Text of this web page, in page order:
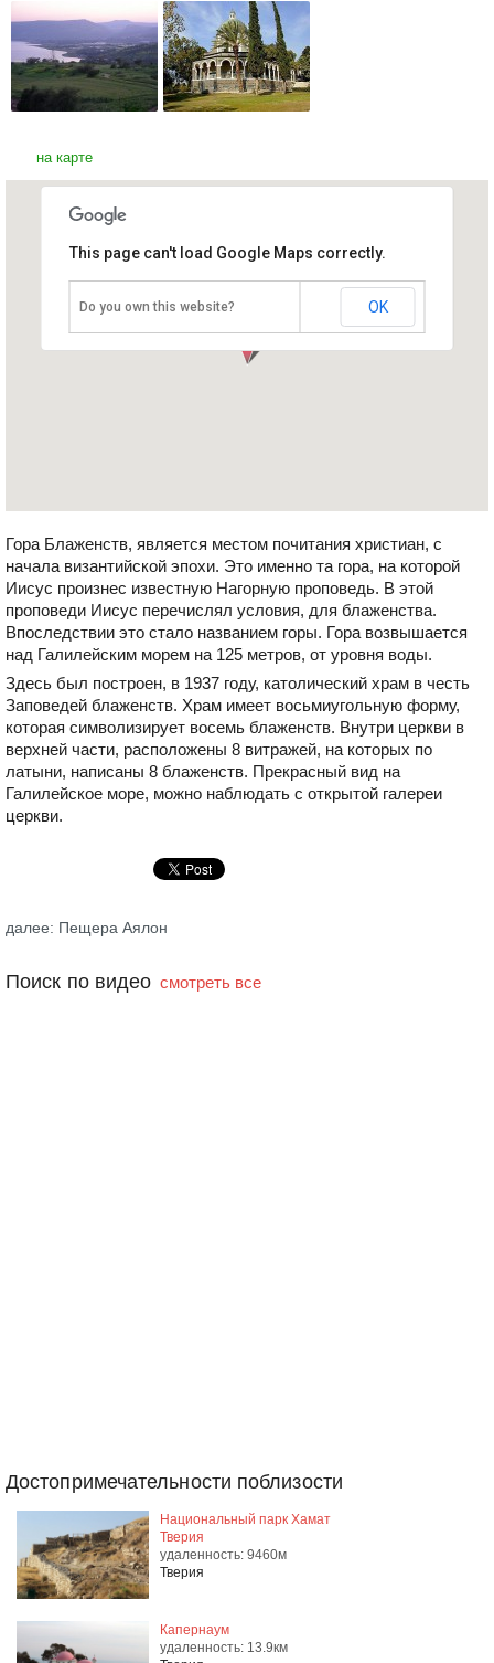
на карте
Гора Блаженств
This page can't load Google Maps correctly.
Do you own this website? OK
Гора Блаженств, является местом почитания христиан, с
начала византийской эпохи. Это именно та гора, на которой
Иисус произнес известную Нагорную проповедь. В этой
проповеди Иисус перечислял условия, для блаженства.
Впоследствии это стало названием горы. Гора возвышается
над Галилейским морем на 125 метров, от уровня воды.
Здесь был построен, в 1937 году, католический храм в честь
Заповедей блаженств. Храм имеет восьмиугольную форму,
которая символизирует восемь блаженств. Внутри церкви в
верхней части, расположены 8 витражей, на которых по
латыни, написаны 8 блаженств. Прекрасный вид на
Галилейское море, можно наблюдать с открытой галереи
церкви.
далее: Пещера Аялон
Поиск по видео смотреть все
Достопримечательности поблизости
Национальный парк Хамат
Тверия
удаленность: 9460м
Тверия
Капернаум
удаленность: 13.9км